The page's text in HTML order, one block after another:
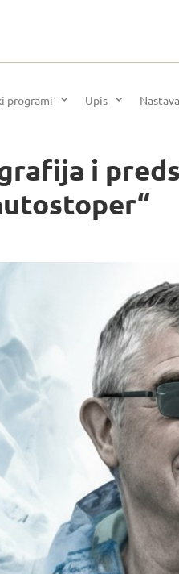
programi Upis Nastava
i